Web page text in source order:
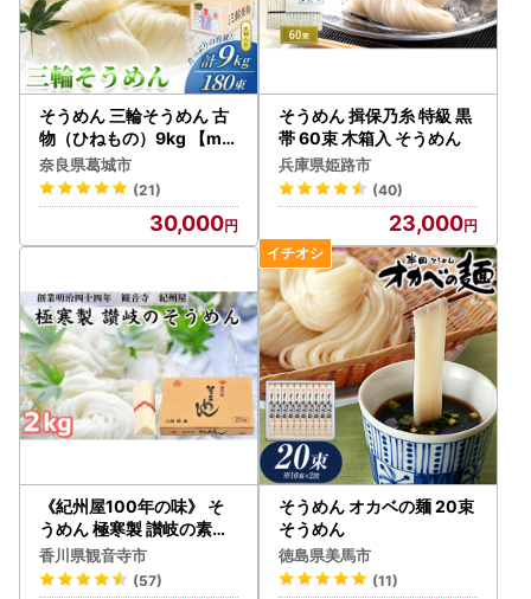
そうめん 三輪そうめん 古
物（ひねもの）9kg 【mr
hs005】
奈良県葛城市
(21)
30,000
そうめん 揖保乃糸 特級 黒
帯 60束 木箱入 そうめん
兵庫県姫路市
(40)
23,000
《紀州屋100年の味》 そ
うめん 極寒製 讃岐の素麺
2kg(50g×40束) 化粧箱入
り 伝統の味 乾麺タイプ
香川県観音寺市
(57)
そうめん オカベの麺 20束
そうめん
徳島県美馬市
(11)